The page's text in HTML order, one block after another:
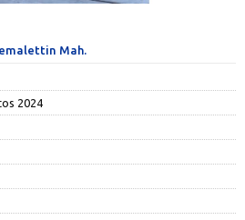
Mah.
2024